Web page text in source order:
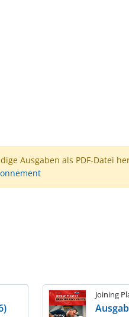
Ausgaben als PDF-Datei
Joining